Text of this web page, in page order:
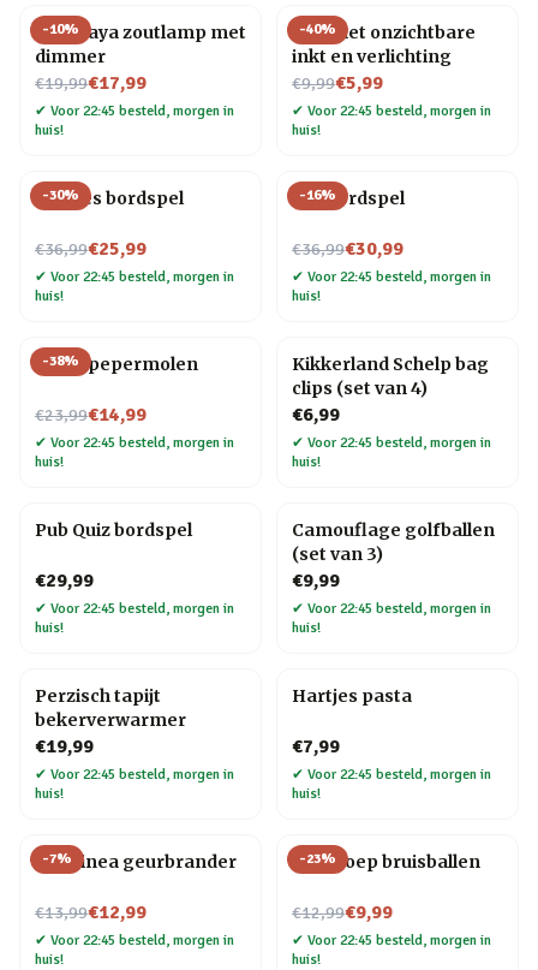
-10%
Himalaya zoutlamp met
dimmer
€19,99
Nu voor€17,99
✔ Voor 22:45 besteld, morgen in
huis!
-40%
Pen met onzichtbare
inkt en verlichting
€9,99
Nu voor€5,99
✔ Voor 22:45 besteld, morgen in
huis!
-30%
Foodies bordspel
€36,99
Nu voor€25,99
✔ Voor 22:45 besteld, morgen in
huis!
-16%
Gin bordspel
€36,99
Nu voor€30,99
✔ Voor 22:45 besteld, morgen in
huis!
-38%
Vogel pepermolen
€23,99
Nu voor€14,99
✔ Voor 22:45 besteld, morgen in
huis!
Kikkerland Schelp bag
clips (set van 4)
€6,99
✔ Voor 22:45 besteld, morgen in
huis!
Pub Quiz bordspel
€29,99
✔ Voor 22:45 besteld, morgen in
huis!
Camouflage golfballen
(set van 3)
€9,99
✔ Voor 22:45 besteld, morgen in
huis!
Perzisch tapijt
bekerverwarmer
€19,99
✔ Voor 22:45 besteld, morgen in
huis!
Hartjes pasta
€7,99
✔ Voor 22:45 besteld, morgen in
huis!
-7%
Chiminea geurbrander
€13,99
Nu voor€12,99
✔ Voor 22:45 besteld, morgen in
huis!
-23%
Dinopoep bruisballen
€12,99
Nu voor€9,99
✔ Voor 22:45 besteld, morgen in
huis!